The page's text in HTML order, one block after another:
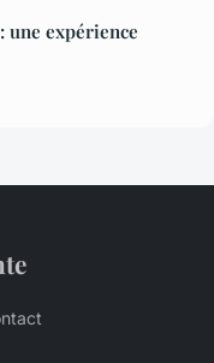
une expérience